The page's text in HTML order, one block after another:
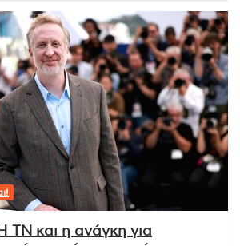
Η ΤΝ και η ανάγκη για